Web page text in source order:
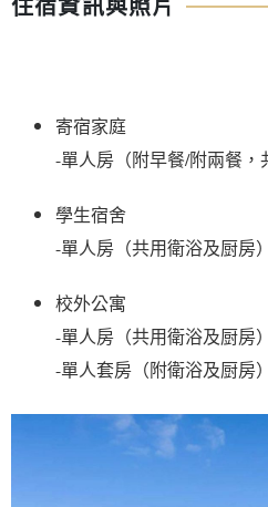
住宿資訊與照片
寄宿家庭
學生宿舍
校外公寓
-單人房（共用衛浴及厨房）
-單人套房（附衛浴及厨房）